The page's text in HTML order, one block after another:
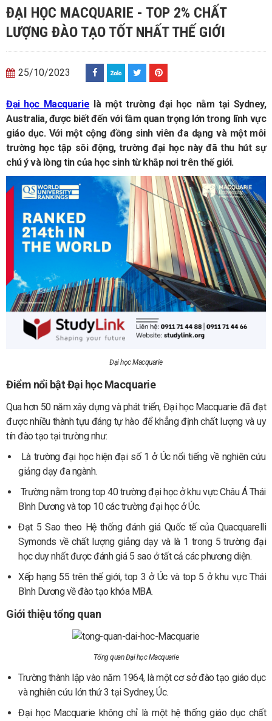
ĐẠI HỌC MACQUARIE - TOP 2% CHẤT
LƯỢNG ĐÀO TẠO TỐT NHẤT THẾ GIỚI
25/10/2023
Đại học Macquarie là một trường đại học nằm tại Sydney,
Australia, được biết đến với tầm quan trọng lớn trong lĩnh vực
giáo dục. Với một cộng đồng sinh viên đa dạng và một môi
trường học tập sôi động, trường đại học này đã thu hút sự
chú ý và lòng tin của học sinh từ khắp nơi trên thế giới.
Đại học Macquarie
Điểm nổi bật Đại học Macquarie
Qua hơn 50 năm xây dựng và phát triển, Đại học Macquarie đã đạt
được nhiều thành tựu đáng tự hào để khẳng định chất lượng và uy
tín đào tạo tại trường như:
Là trường đại học hiện đại số 1 ở Úc nổi tiếng về nghiên cứu
giảng dạy đa ngành.
Trường nằm trong top 40 trường đại học ở khu vực Châu Á Thái
Bình Dương và top 10 các trường đại học ở Úc.
Đạt 5 Sao theo Hệ thống đánh giá Quốc tế của Quacquarelli
Symonds về chất lượng giảng dạy và là 1 trong 5 trường đại
học duy nhất được đánh giá 5 sao ở tất cả các phương diện.
Xếp hạng 55 trên thế giới, top 3 ở Úc và top 5 ở khu vực Thái
Bình Dương về đào tạo khóa MBA.
Giới thiệu tổng quan
Tổng quan Đại học Macquarie
Trường thành lập vào năm 1964, là một cơ sở đào tạo giáo dục
và nghiên cứu lớn thứ 3 tại Sydney, Úc.
Đại học Macquarie không chỉ là một hệ thống giáo dục chất